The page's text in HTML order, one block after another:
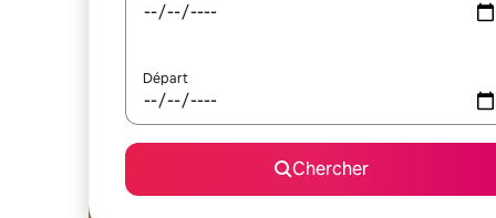
Départ
Chercher